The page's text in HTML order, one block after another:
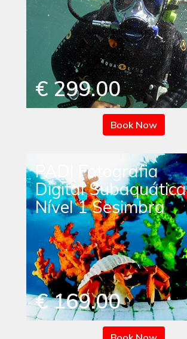
€ 299.00
Book Now
PADI Fotografia
Digital Subaquática
Nível 1 Sesimbra
€ 169.00